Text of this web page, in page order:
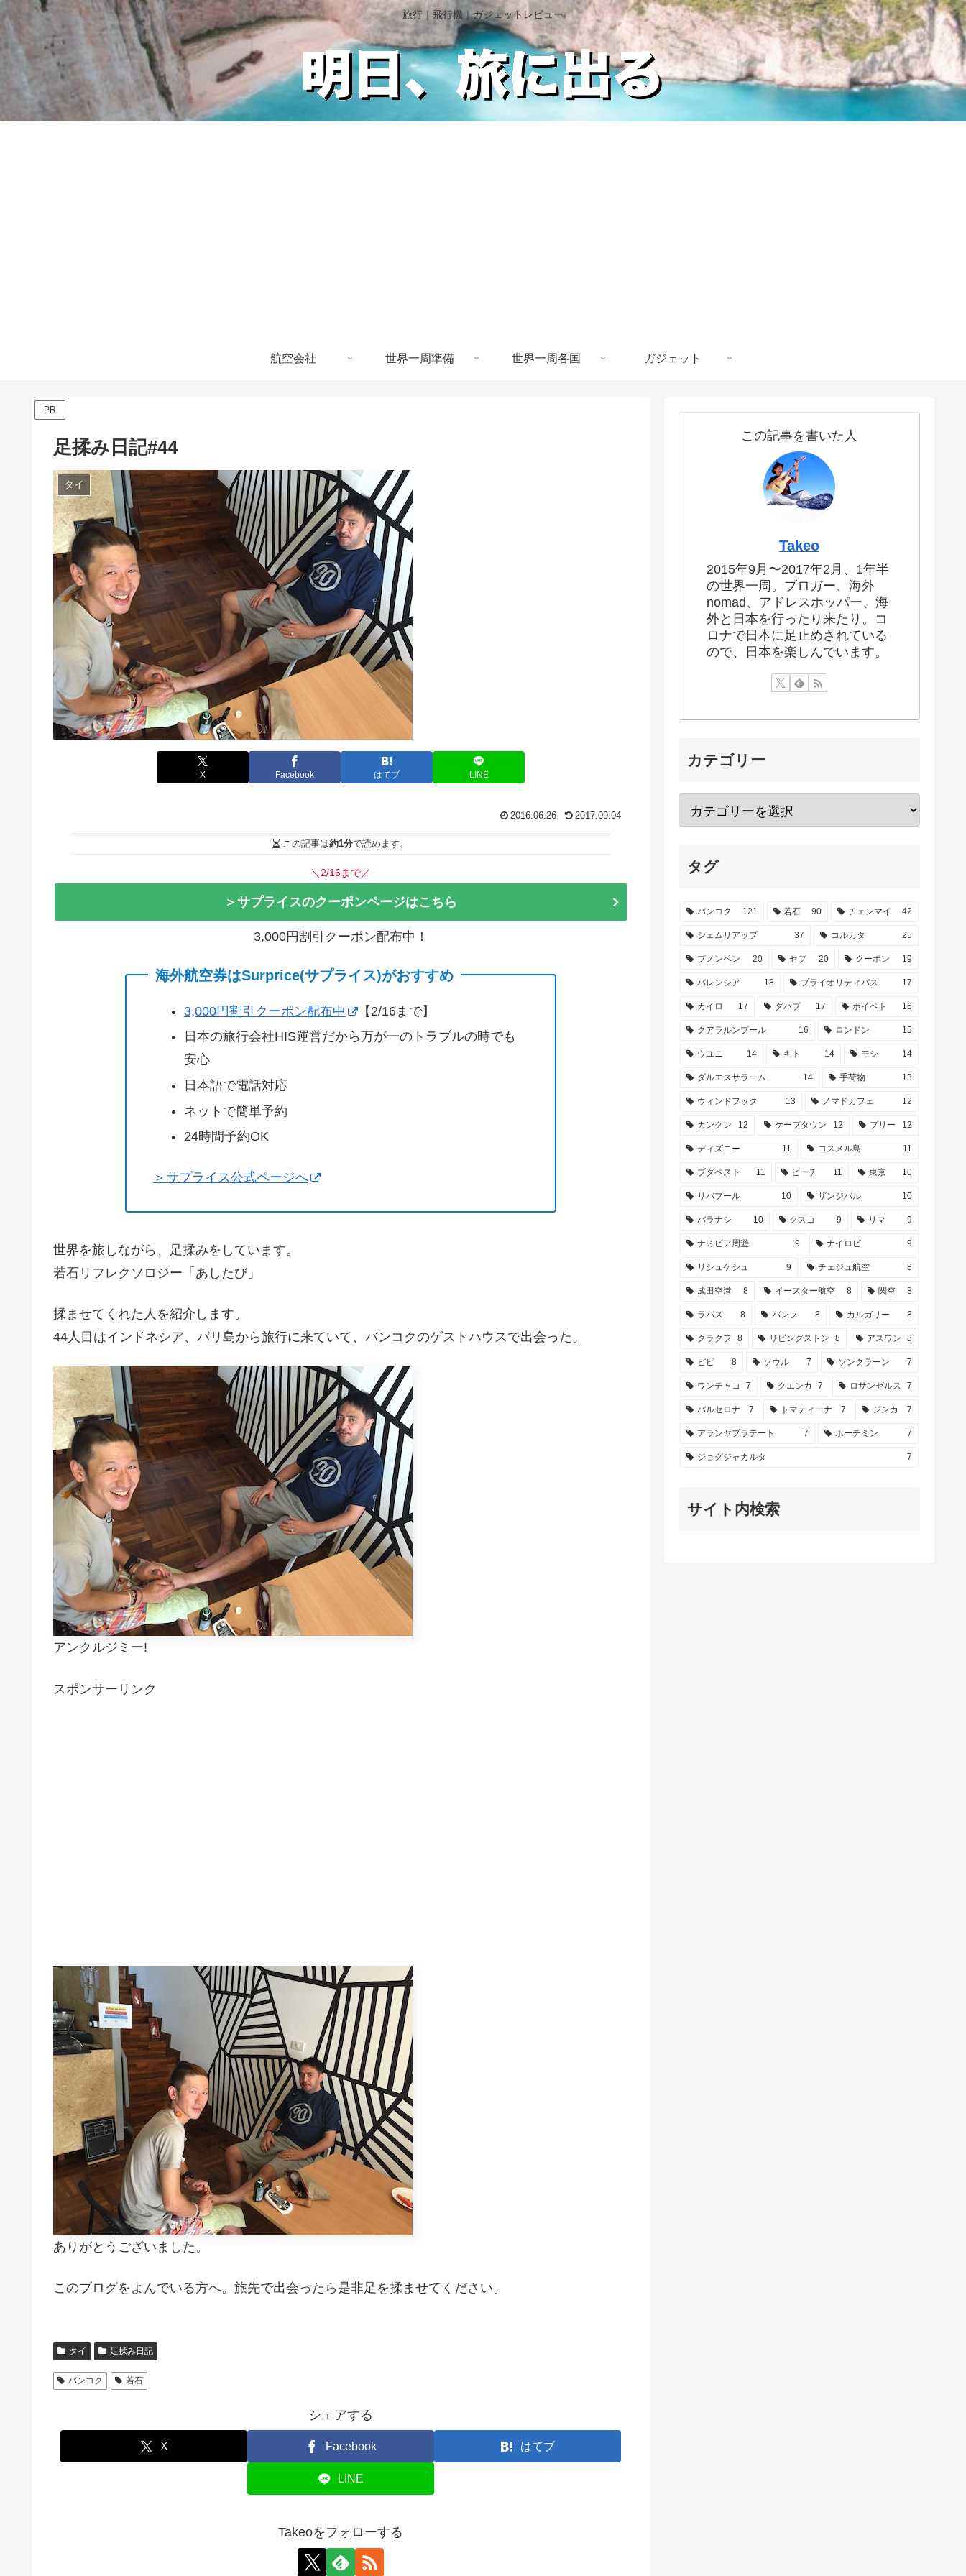
旅行｜飛行機｜ガジェットレビュー
航空会社 世界一周準備 世界一周各国 ガジェット
PR
足揉み日記#44
タイ
X Facebook はてブ LINE
2016.06.26 2017.09.04
この記事は約1分で読めます。
＼2/16まで／
＞サプライスのクーポンページはこちら
3,000円割引クーポン配布中！
海外航空券はSurprice(サプライス)がおすすめ
3,000円割引クーポン配布中
【2/16まで】
日本の旅行会社HIS運営だから万が一のトラブルの時でも
安心
日本語で電話対応
ネットで簡単予約
24時間予約OK
＞サプライス公式ページへ
世界を旅しながら、足揉みをしています。
若石リフレクソロジー「あしたび」
揉ませてくれた人を紹介します。
44人目はインドネシア、バリ島から旅行に来ていて、バンコクのゲストハウスで出会った。
アンクルジミー!
スポンサーリンク
ありがとうございました。
このブログをよんでいる方へ。旅先で出会ったら是非足を揉ませてください。
タイ 足揉み日記
バンコク 若石
シェアする
X Facebook はてブ
LINE
Takeoをフォローする
この記事を書いた人
Takeo
2015年9月〜2017年2月、1年半
の世界一周。ブロガー、海外
nomad、アドレスホッパー、海
外と日本を行ったり来たり。コ
ロナで日本に足止めされている
ので、日本を楽しんでいます。
カテゴリー
タグ
バンコク 121 若石 90 チェンマイ 42
シェムリアップ 37 コルカタ 25
プノンペン 20 セブ 20 クーポン 19
バレンシア 18 プライオリティパス 17
カイロ 17 ダハブ 17 ポイペト 16
クアラルンプール 16 ロンドン 15
ウユニ 14 キト 14 モシ 14
ダルエスサラーム 14 手荷物 13
ウィンドフック 13 ノマドカフェ 12
カンクン 12 ケープタウン 12 プリー 12
ディズニー 11 コスメル島 11
ブダペスト 11 ビーチ 11 東京 10
リバプール 10 ザンジバル 10
バラナシ 10 クスコ 9 リマ 9
ナミビア周遊 9 ナイロビ 9
リシュケシュ 9 チェジュ航空 8
成田空港 8 イースター航空 8 関空 8
ラパス 8 バンフ 8 カルガリー 8
クラクフ 8 リビングストン 8 アスワン 8
ピピ 8 ソウル 7 ソンクラーン 7
ワンチャコ 7 クエンカ 7 ロサンゼルス 7
バルセロナ 7 トマティーナ 7 ジンカ 7
アランヤプラテート 7 ホーチミン 7
ジョグジャカルタ 7
サイト内検索